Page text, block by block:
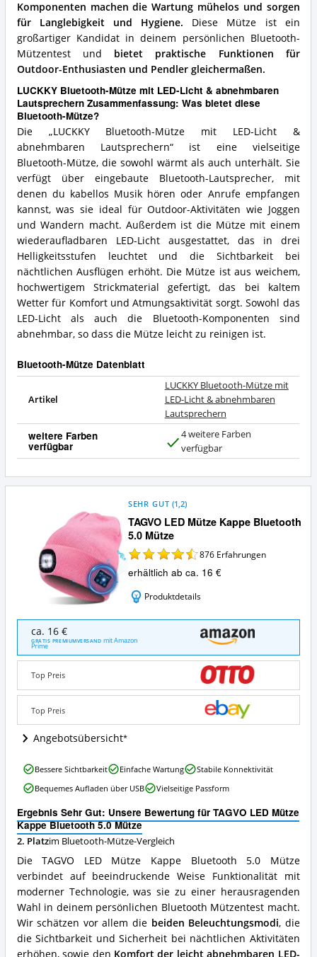
Komponenten machen die Wartung mühelos und sorgen
für Langlebigkeit und Hygiene. Diese Mütze ist ein
großartiger Kandidat in deinem persönlichen Bluetooth-
Mützentest und bietet praktische Funktionen für
Outdoor-Enthusiasten und Pendler gleichermaßen.
LUCKKY Bluetooth-Mütze mit LED-Licht & abnehmbaren
Lautsprechern Zusammenfassung: Was bietet diese
Bluetooth-Mütze?
Die „LUCKKY Bluetooth-Mütze mit LED-Licht &
abnehmbaren Lautsprechern“ ist eine vielseitige
Bluetooth-Mütze, die sowohl wärmt als auch unterhält. Sie
verfügt über eingebaute Bluetooth-Lautsprecher, mit
denen du kabellos Musik hören oder Anrufe empfangen
kannst, was sie ideal für Outdoor-Aktivitäten wie Joggen
und Wandern macht. Außerdem ist die Mütze mit einem
wiederaufladbaren LED-Licht ausgestattet, das in drei
Helligkeitsstufen leuchtet und die Sichtbarkeit bei
nächtlichen Ausflügen erhöht. Die Mütze ist aus weichem,
hochwertigem Strickmaterial gefertigt, das bei kaltem
Wetter für Komfort und Atmungsaktivität sorgt. Sowohl das
LED-Licht als auch die Bluetooth-Komponenten sind
abnehmbar, so dass die Mütze leicht zu reinigen ist.
Bluetooth-Mütze Datenblatt
Artikel
LUCKKY Bluetooth-Mütze mit
LED-Licht & abnehmbaren
Lautsprechern
weitere Farben
verfügbar
a
4 weitere Farben
verfügbar
TAGVO LED Mütze Kappe Bluetooth
5.0 Mütze
SEHR GUT (1,2)
876 Erfahrungen
erhältlich ab ca. 16 €
Produktdetails
LED
Mütze
Kappe
Bluetooth
5.0
Angebote:
Wo
ist
Bluetooth-
Mütze
erhältlich?
ca. 16 €
GRATIS PREMIUMVERSAND mit Amazon
Prime
Top Preis
Top Preis
Angebotsübersicht
Ergebnis Sehr Gut: Unsere Bewertung für TAGVO LED Mütze
Kappe Bluetooth 5.0 Mütze
2. Platzim Bluetooth-Mütze-Vergleich
Die TAGVO LED Mütze Kappe Bluetooth 5.0 Mütze
verbindet auf beeindruckende Weise Funktionalität mit
moderner Technologie, was sie zu einer herausragenden
Wahl in deinem persönlichen Bluetooth Mützentest macht.
Wir schätzen vor allem die beiden Beleuchtungsmodi, die
die Sichtbarkeit und Sicherheit bei nächtlichen Aktivitäten
erhöhen, sowie den Komfort der leicht abnehmbaren LED-
TAGVO
LED
Mütze
Bluetooth
5.0
Mütze
Vorteile:
Was
spricht
für
diese
Bluetooth-
Mütze?
Bessere Sichtbarkeit Einfache Wartung
Stabile Konnektivität
Bequemes Aufladen über USB
Vielseitige Passform